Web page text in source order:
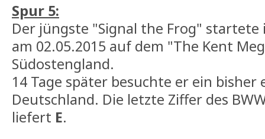
Spur 5:
Der jüngste "Signal the Frog" startete
am 02.05.2015 auf dem "The Kent
Südostengland.
14 Tage später besuchte er ein bisher
Deutschland. Die letzte Ziffer des
liefert E.